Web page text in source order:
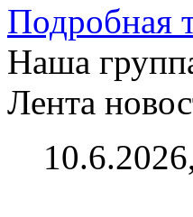
Подробная
Наша
Лента